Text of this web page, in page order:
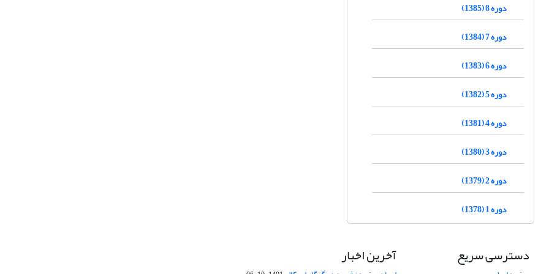
دوره 8 (1385)
دوره 7 (1384)
دوره 6 (1383)
دوره 5 (1382)
دوره 4 (1381)
دوره 3 (1380)
دوره 2 (1379)
دوره 1 (1378)
دسترسی سریع آخرین اخبار